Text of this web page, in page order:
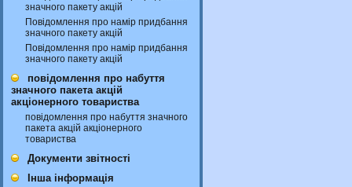
значного пакету акцій
Повідомлення про намір придбання
значного пакету акцій
Повідомлення про намір придбання
значного пакету акцій
повідомлення про набуття
значного пакета акцій
акціонерного товариства
повідомлення про набуття значного
пакета акцій акціонерного
товариства
Документи звітності
Інша інформація